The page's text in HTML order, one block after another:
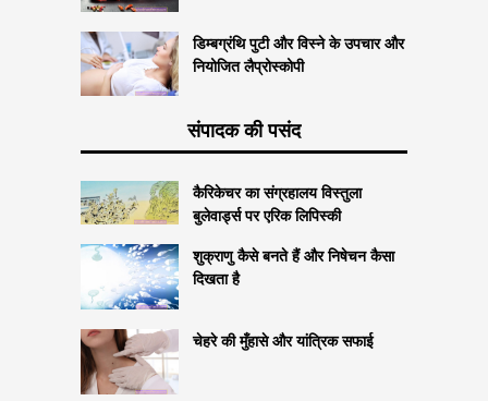
डिम्बग्रंथि पुटी और विस्ने के उपचार और
नियोजित लैप्रोस्कोपी
संपादक की पसंद
कैरिकेचर का संग्रहालय विस्तुला
बुलेवार्ड्स पर एरिक लिपिस्की
शुक्राणु कैसे बनते हैं और निषेचन कैसा
दिखता है
चेहरे की मुँहासे और यांत्रिक सफाई